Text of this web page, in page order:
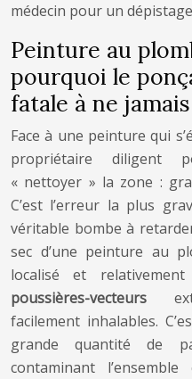
médecin pour un
Peinture au
pourquoi le
fatale à ne
Face à une peinture qui
propriétaire diligent
« nettoyer » la zone :
C’est l’erreur la plus
véritable bombe à
sec d’une peinture au
localisé et
poussières-vecteurs
facilement inhalables.
grande quantité de
contaminant